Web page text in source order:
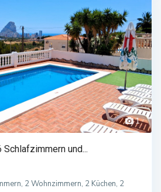
1
und...
2 Wohnzimmern, 2 Küchen, 2